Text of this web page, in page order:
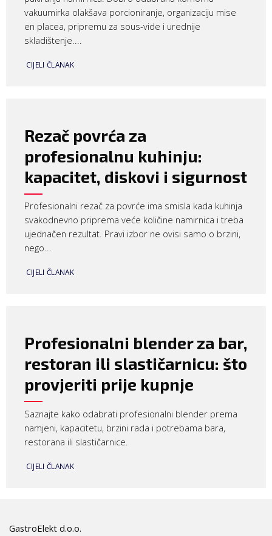
vakuumirka olakšava porcioniranje, organizaciju mise
en placea, pripremu za sous-vide i urednije
skladištenje....
CIJELI ČLANAK
Rezač povrća za
profesionalnu kuhinju:
kapacitet, diskovi i sigurnost
Profesionalni rezač za povrće ima smisla kada kuhinja
svakodnevno priprema veće količine namirnica i treba
ujednačen rezultat. Pravi izbor ne ovisi samo o brzini,
nego...
CIJELI ČLANAK
Profesionalni blender za bar,
restoran ili slastičarnicu: što
provjeriti prije kupnje
Saznajte kako odabrati profesionalni blender prema
namjeni, kapacitetu, brzini rada i potrebama bara,
restorana ili slastičarnice.
CIJELI ČLANAK
GastroElekt d.o.o.